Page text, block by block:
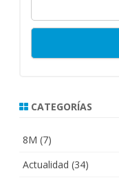
CATEGORÍAS
8M (7)
Actualidad (34)